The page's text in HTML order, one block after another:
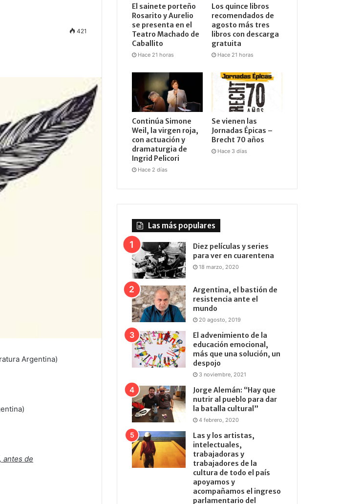
421
Argentina)
antes de
El sainete porteño
Rosarito y Aurelio
se presenta en el
Teatro Machado de
Caballito
Hace 21 horas
Los quince libros
recomendados de
agosto más tres
libros con descarga
gratuita
Hace 21 horas
Continúa Simone
Weil, la virgen roja,
con actuación y
dramaturgia de
Ingrid Pelicori
Hace 2 días
Se vienen las
Jornadas Épicas –
Brecht 70 años
Hace 3 días
Las más populares
Diez películas y series
para ver en cuarentena
18 marzo, 2020
Argentina, el bastión de
resistencia ante el
mundo
20 agosto, 2019
El advenimiento de la
educación emocional,
más que una solución, un
despojo
3 noviembre, 2021
Jorge Alemán: “Hay que
nutrir al pueblo para dar
la batalla cultural”
4 febrero, 2020
Las y los artistas,
intelectuales,
trabajadoras y
trabajadores de la
cultura de todo el país
apoyamos y
acompañamos el ingreso
parlamentario del